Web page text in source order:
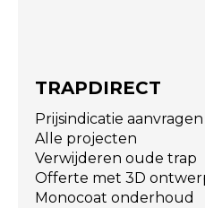
TRAPDIRECT
Prijsindicatie aanvragen
Alle projecten
Verwijderen oude trap
Offerte met 3D
Monocoat onderhoud